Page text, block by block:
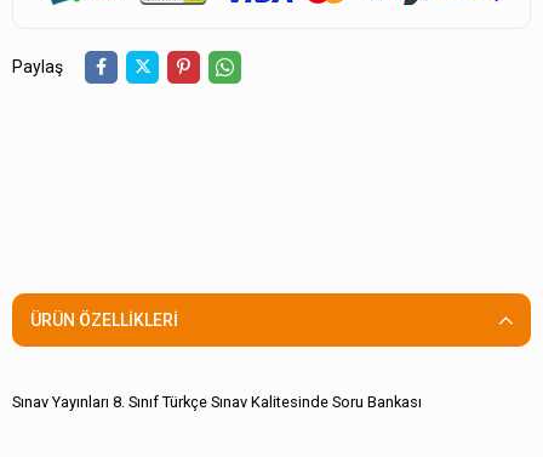
Paylaş
ÜRÜN ÖZELLIKLERI
Sınav Yayınları 8. Sınıf Türkçe Sınav Kalitesinde Soru Bankası